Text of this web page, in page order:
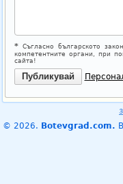
*Съгласно българското
компетентните органи, при
сайта!
© 2026. Botevgrad.com.